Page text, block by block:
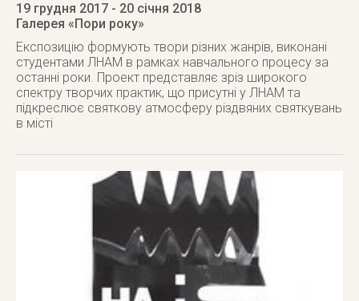
19 грудня 2017 - 20 січня 2018
Галерея «Пори року»
Експозицію формують твори різних жанрів, виконані
студентами ЛНАМ в рамках навчального процесу за
останні роки. Проект представляє зріз широкого
спектру творчих практик, що присутні у ЛНАМ та
підкреслює святкову атмосферу різдвяних святкувань
в місті